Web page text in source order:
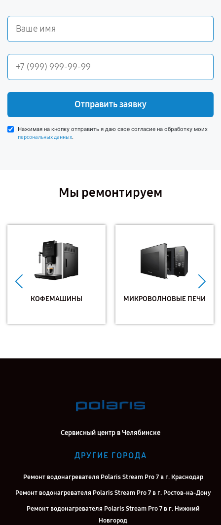
Отправить заявку
Нажимая на кнопку отправить я даю свое согласие на обработку моих
персональных данных.
Мы ремонтируем
КОФЕМАШИНЫ МИКРОВОЛНОВЫЕ ПЕЧИ
Сервисный центр в Челябинске
ДРУГИЕ ГОРОДА
Ремонт водонагревателя Polaris Stream Pro 7 в г. Краснодар
Ремонт водонагревателя Polaris Stream Pro 7 в г. Ростов-на-Дону
Ремонт водонагревателя Polaris Stream Pro 7 в г. Нижний
Новгород